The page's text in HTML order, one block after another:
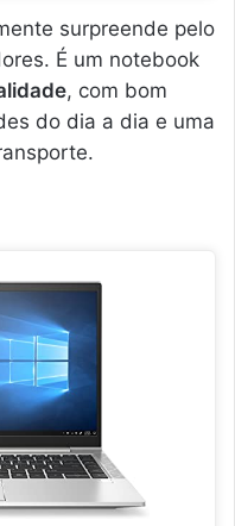
surpreende pelo
É um notebook
, com bom
do dia a dia e uma